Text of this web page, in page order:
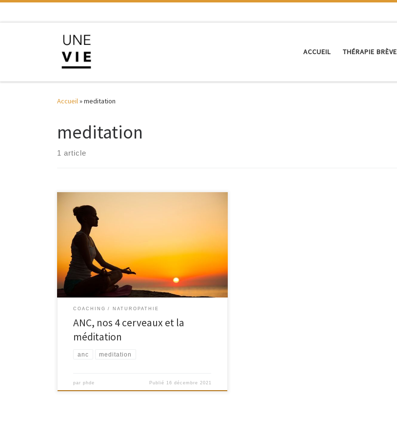
ACCUEIL THÉRAPIE BRÈVE
Accueil»meditation
meditation
1 article
ANC: Analyse Neurocognitive et comportementale
L’ANC, Analyse Neurocognitive et Comportementale
est une étude de nos comportement. Un des premiers
éléments est la description de nos quatre cerveaux.
Nous allons voir comment solliciter ce 4eme cerveau
grâce a la méditation. 4 Cerveaux ? Oui dans notre
tête, il y a bien […]
COACHING NATUROPATHIE
ANC, nos 4 cerveaux et la
méditation
anc meditation
parphde Publié 16 décembre 2021